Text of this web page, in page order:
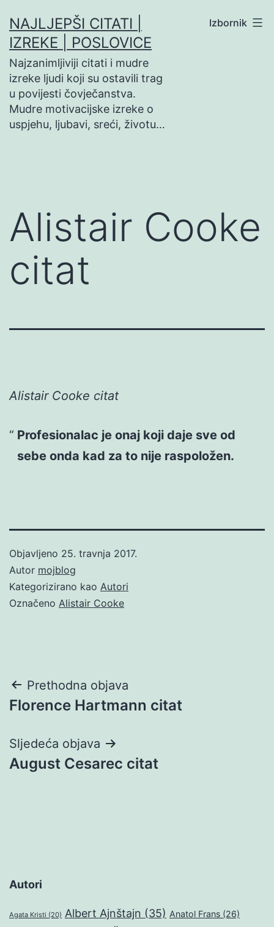
na
sadržaj
NAJLJEPŠI CITATI |
IZREKE | POSLOVICE
Najzanimljiviji citati i mudre
izreke ljudi koji su ostavili trag
u povijesti čovječanstva.
Mudre motivacijske izreke o
uspjehu, ljubavi, sreći, životu…
Izbornik
Alistair Cooke
citat
Alistair Cooke citat
Profesionalac je onaj koji daje sve od
sebe onda kad za to nije raspoložen.
Objavljeno 25. travnja 2017.
Autor mojblog
Kategorizirano kao Autori
Označeno Alistair Cooke
Navigacija
objava
Prethodna objava
Florence Hartmann citat
Sljedeća objava
August Cesarec citat
Autori
Agata Kristi (20) Albert Ajnštajn (35) Anatol Frans (26)